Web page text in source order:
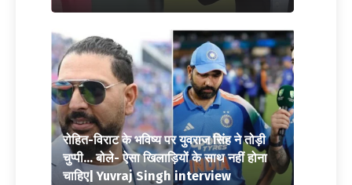
रोहित-विराट के भविष्य पर युवराज सिंह ने तोड़ी
चुप्पी… बोले- ऐसा खिलाड़ियों के साथ नहीं होना
चाहिए| Yuvraj Singh interview